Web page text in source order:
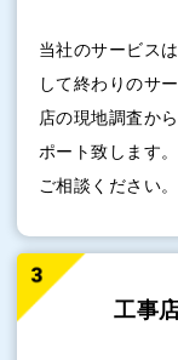
当社のサービス
して終わりのサ
店の現地調査か
ポート致します
ご相談ください。
工事